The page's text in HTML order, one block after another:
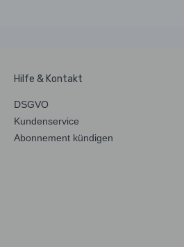
Hilfe & Kontakt
DSGVO
Kundenservice
Abonnement kündigen